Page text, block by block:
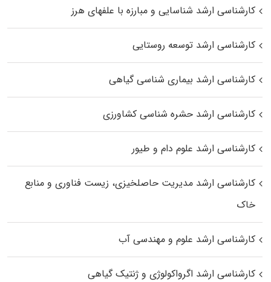
کارشناسی ارشد شناسایی و مبارزه با علفهای هرز
کارشناسی ارشد توسعه روستایی
کارشناسی ارشد بیماری‌ شناسی گیاهی
کارشناسی ارشد حشره‌ شناسی کشاورزی
کارشناسی ارشد علوم دام و طیور
کارشناسی ارشد مدیریت حاصلخیزی، زیست فناوری و منابع
خاک
کارشناسی ارشد علوم و مهندسی آب
کارشناسی ارشد اگرواکولوژی و ژنتیک گیاهی